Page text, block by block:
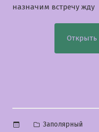
назначим встречу жду
Опубликовано
Заполярный